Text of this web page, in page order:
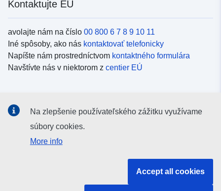
Kontaktujte EÚ
avolajte nám na číslo 00 800 6 7 8 9 10 11
Iné spôsoby, ako nás kontaktovať telefonicky
Napíšte nám prostredníctvom kontaktného formulára
Navštívte nás v niektorom z centier EÚ
Kanály EÚ nasociálnych médiách
Na zlepšenie používateľského zážitku využívame
súbory cookies.
More info
Accept all cookies